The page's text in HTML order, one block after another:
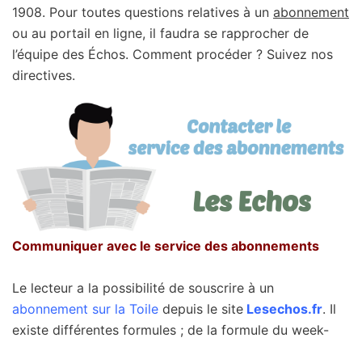
1908. Pour toutes questions relatives à un abonnement
ou au portail en ligne, il faudra se rapprocher de
l’équipe des Échos. Comment procéder ? Suivez nos
directives.
Communiquer avec le service des abonnements
Le lecteur a la possibilité de souscrire à un
abonnement sur la Toile depuis le site Lesechos.fr. Il
existe différentes formules ; de la formule du week-